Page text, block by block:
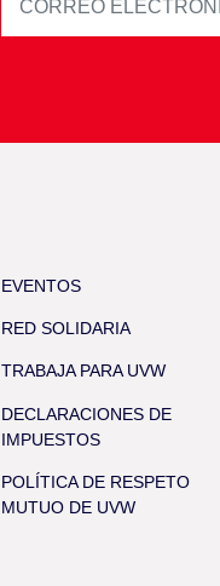
EVENTOS
RED SOLIDARIA
TRABAJA PARA UVW
DECLARACIONES DE
IMPUESTOS
POLÍTICA DE RESPETO
MUTUO DE UVW